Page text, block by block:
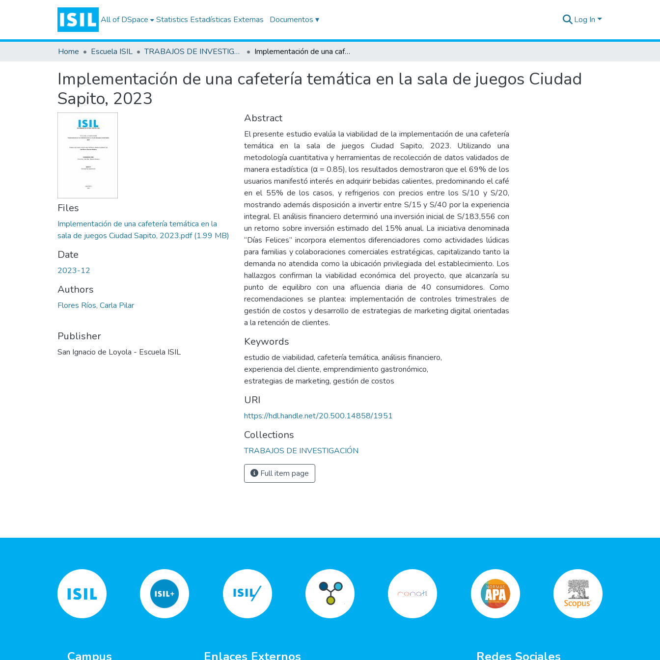
All of DSpace Statistics Estadísticas Externas Documentos ▾ Log In
Home Escuela ISIL TRABAJOS DE INVESTIGACIÓN Implementación de una cafetería temática en la sala de juegos Ciudad Sapito, 2023
Implementación de una cafetería temática en la sala de juegos Ciudad
Sapito, 2023
Files
Implementación de una cafetería temática en la
sala de juegos Ciudad Sapito, 2023.pdf(1.99 MB)
Date
2023-12
Authors
Flores Ríos, Carla Pilar
Publisher
San Ignacio de Loyola - Escuela ISIL
Abstract
El presente estudio evalúa la viabilidad de la implementación de una cafetería
temática en la sala de juegos Ciudad Sapito, 2023. Utilizando una
metodología cuantitativa y herramientas de recolección de datos validados de
manera estadística (α = 0.85), los resultados demostraron que el 69% de los
usuarios manifestó interés en adquirir bebidas calientes, predominando el café
en el 55% de los casos, y refrigerios con precios entre los S/10 y S/20,
mostrando además disposición a invertir entre S/15 y S/40 por la experiencia
integral. El análisis financiero determinó una inversión inicial de S/183,556 con
un retorno sobre inversión estimado del 15% anual. La iniciativa denominada
“Días Felices” incorpora elementos diferenciadores como actividades lúdicas
para familias y colaboraciones comerciales estratégicas, capitalizando tanto la
demanda no atendida como la ubicación privilegiada del establecimiento. Los
hallazgos confirman la viabilidad económica del proyecto, que alcanzaría su
punto de equilibro con una afluencia diaria de 40 consumidores. Como
recomendaciones se plantea: implementación de controles trimestrales de
gestión de costos y desarrollo de estrategias de marketing digital orientadas
a la retención de clientes.
Keywords
estudio de viabilidad, cafetería temática, análisis financiero,
experiencia del cliente, emprendimiento gastronómico,
estrategias de marketing, gestión de costos
URI
https://hdl.handle.net/20.500.14858/1951
Collections
TRABAJOS DE INVESTIGACIÓN
Full item page
Campus Enlaces Externos Redes Sociales